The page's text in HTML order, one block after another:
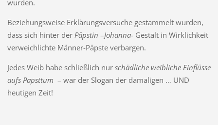
wurden.
Beziehungsweise Erklärungsversuche gestammelt wurden,
dass sich hinter der Päpstin –Johanna- Gestalt in Wirklichkeit
verweichlichte Männer-Päpste verbargen.
Jedes Weib habe schließlich nur schädliche weibliche Einflüsse
aufs Papsttum– war der Slogan der damaligen … UND
heutigen Zeit!